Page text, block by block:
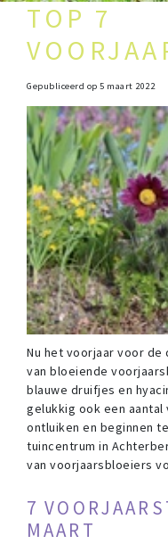
TOP 7
Gepubliceerd op 5 maart 2022
Nu het voorjaar voor
van bloeiende
blauwe druifjes en
gelukkig ook een
ontluiken en beginnen
tuincentrum in
van voorjaarsbloeiers
7
MAART